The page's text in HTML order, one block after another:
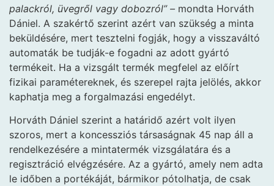
palackról, üvegről vagy dobozról” – mondta Horváth
Dániel. A szakértő szerint azért van szükség a minta
beküldésére, mert tesztelni fogják, hogy a visszaváltó
automaták be tudják-e fogadni az adott gyártó
termékeit. Ha a vizsgált termék megfelel az előírt
fizikai paramétereknek, és szerepel rajta jelölés, akkor
kaphatja meg a forgalmazási engedélyt.
Horváth Dániel szerint a határidő azért volt ilyen
szoros, mert a koncessziós társaságnak 45 nap áll a
rendelkezésére a mintatermék vizsgálatára és a
regisztráció elvégzésére. Az a gyártó, amely nem adta
le időben a portékáját, bármikor pótolhatja, de csak